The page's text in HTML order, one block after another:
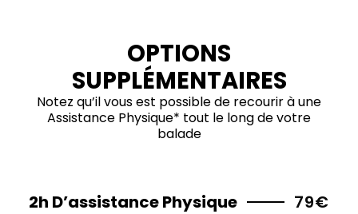
OPTIONS
SUPPLÉMENTAIRES
Notez qu’il vous est possible de recourir à une
Assistance Physique* tout le long de votre
balade
2h D’assistance Physique 79€